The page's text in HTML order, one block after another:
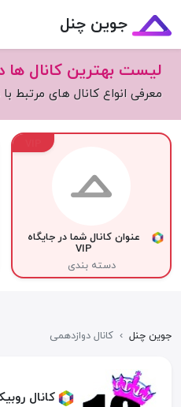
جوین چنل
لیست بهترین کانال ها
معرفی انواع کانال های مرتبط
عنوان کانال شما در جایگاه
VIP
دسته بندی
جوین چنل › کانال دوازدهمی
کانال